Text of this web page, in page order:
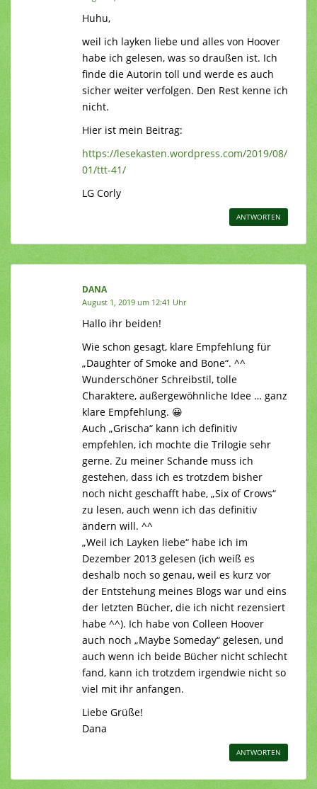
Huhu,
weil ich layken liebe und alles von Hoover
habe ich gelesen, was so draußen ist. Ich
finde die Autorin toll und werde es auch
sicher weiter verfolgen. Den Rest kenne ich
nicht.
Hier ist mein Beitrag:
https://lesekasten.wordpress.com/2019/08/
01/ttt-41/
LG Corly
ANTWORTEN
DANA
August 1, 2019 um 12:41 Uhr
Hallo ihr beiden!
Wie schon gesagt, klare Empfehlung für
„Daughter of Smoke and Bone“. ^^
Wunderschöner Schreibstil, tolle
Charaktere, außergewöhnliche Idee … ganz
klare Empfehlung. 😀
Auch „Grischa“ kann ich definitiv
empfehlen, ich mochte die Trilogie sehr
gerne. Zu meiner Schande muss ich
gestehen, dass ich es trotzdem bisher
noch nicht geschafft habe, „Six of Crows“
zu lesen, auch wenn ich das definitiv
ändern will. ^^
„Weil ich Layken liebe“ habe ich im
Dezember 2013 gelesen (ich weiß es
deshalb noch so genau, weil es kurz vor
der Entstehung meines Blogs war und eins
der letzten Bücher, die ich nicht rezensiert
habe ^^). Ich habe von Colleen Hoover
auch noch „Maybe Someday“ gelesen, und
auch wenn ich beide Bücher nicht schlecht
fand, kann ich trotzdem irgendwie nicht so
viel mit ihr anfangen.
Liebe Grüße!
Dana
ANTWORTEN